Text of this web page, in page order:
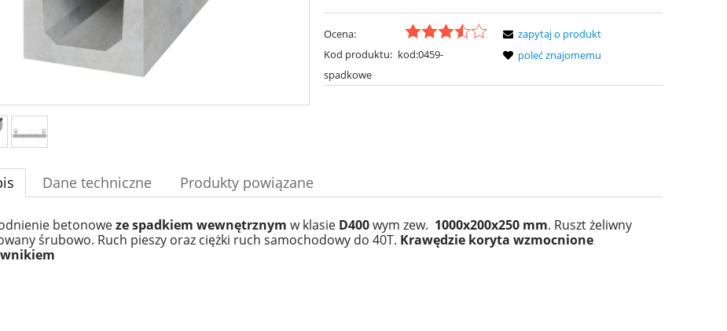
Ocena:
Kod produktu: kod:0459-
spadkowe
zapytaj o produkt
poleć znajomemu
Dane techniczne Produkty powiązane
betonoweze spadkiem wewnętrznym w klasie D400wym zew. 1000x200x250 mm. Ruszt żeliwny
śrubowo. Ruch pieszy oraz ciężki ruch samochodowy do 40T. Krawędzie koryta wzmocnione